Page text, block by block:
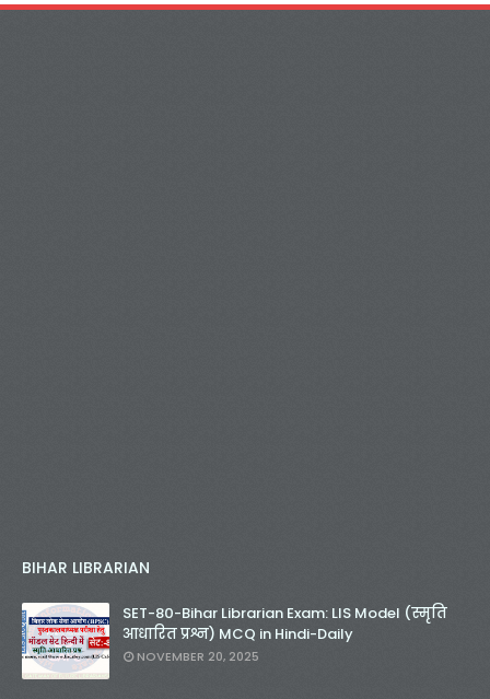
BIHAR LIBRARIAN
SET-80-Bihar Librarian Exam: LIS Model (स्मृति
आधारित प्रश्न) MCQ in Hindi-Daily
NOVEMBER 20, 2025